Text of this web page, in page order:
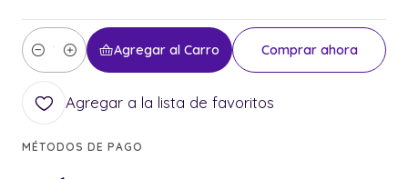
Cantidad
Agregar al Carro Comprar ahora
Agregar a la lista de favoritos
MÉTODOS DE PAGO